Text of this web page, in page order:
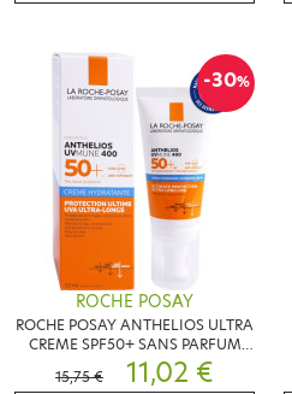
-30%
ROCHE POSAY
ROCHE POSAY ANTHELIOS ULTRA
CREME SPF50+ SANS PARFUM
50ML
15,75 € 11,02 €